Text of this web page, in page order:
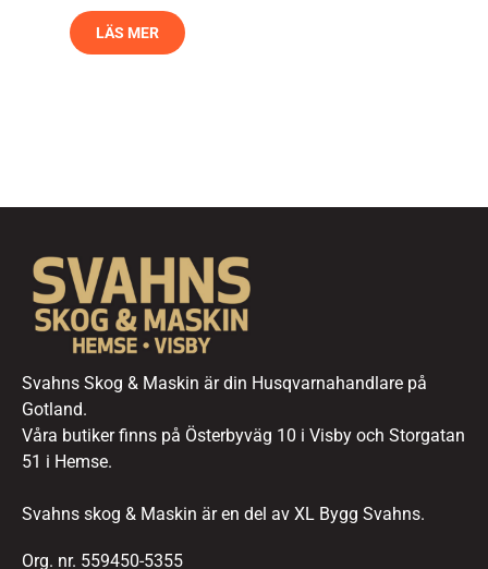
LÄS MER
Svahns Skog & Maskin är din Husqvarnahandlare på
Gotland.
Våra butiker finns på Österbyväg 10 i Visby och Storgatan
51 i Hemse.
Svahns skog & Maskin är en del av XL Bygg Svahns.
Org. nr. 559450-5355